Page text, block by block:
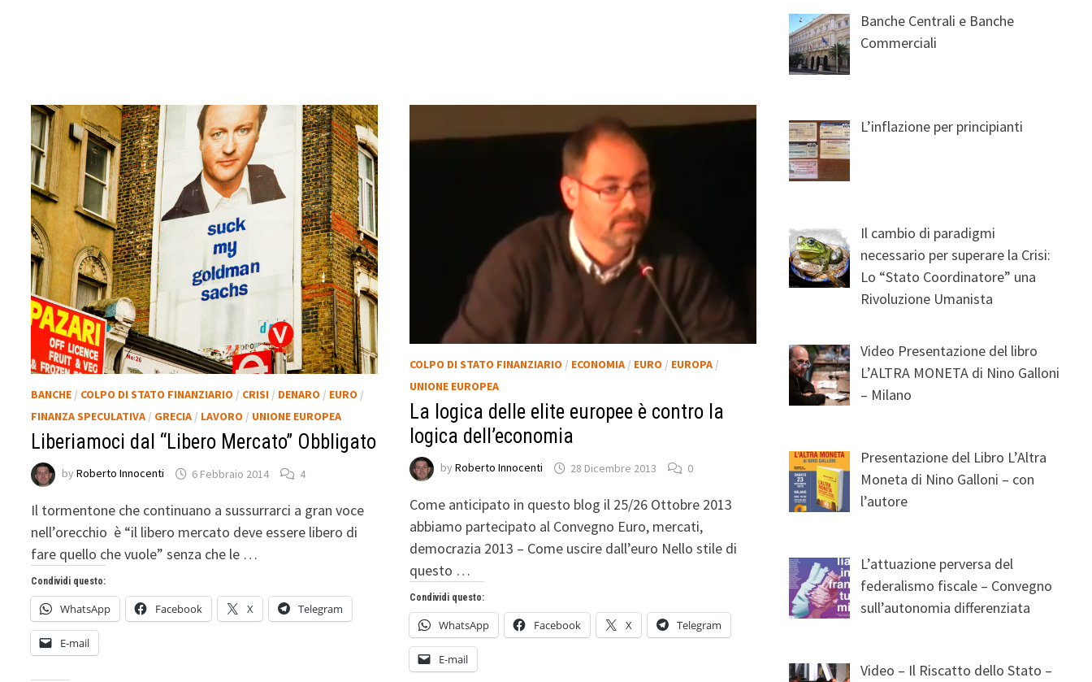
BANCHE / COLPO DI STATO FINANZIARIO / CRISI / DENARO / EURO /
FINANZA SPECULATIVA / GRECIA / LAVORO / UNIONE EUROPEA
Liberiamoci dal “Libero Mercato” Obbligato
byRoberto Innocenti 6 Febbraio 2014 4
Il tormentone che continuano a sussurrarci a gran voce
nell’orecchio è “il libero mercato deve essere libero di
fare quello che vuole” senza che le …
Condividi questo:
WhatsApp Facebook X Telegram
E-mail
COLPO DI STATO FINANZIARIO / ECONOMIA/ EURO / EUROPA/
UNIONE EUROPEA
La logica delle elite europee è contro la
logica dell’economia
by Roberto Innocenti 28 Dicembre 2013 0
Come anticipato in questo blog il 25/26 Ottobre 2013
abbiamo partecipato al Convegno Euro, mercati,
democrazia 2013 – Come uscire dall’euro Nello stile di
questo …
Condividi questo:
WhatsApp Facebook X Telegram
E-mail
Banche Centrali e Banche
Commerciali
L’inflazione per principianti
Il cambio di paradigmi
necessario per superare la Crisi:
Lo “Stato Coordinatore” una
Rivoluzione Umanista
Video Presentazione del libro
L’ALTRA MONETA di Nino Galloni
– Milano
Presentazione del Libro L’Altra
Moneta di Nino Galloni – con
l’autore
L’attuazione perversa del
federalismo fiscale – Convegno
sull’autonomia differenziata
Video – Il Riscatto dello Stato –